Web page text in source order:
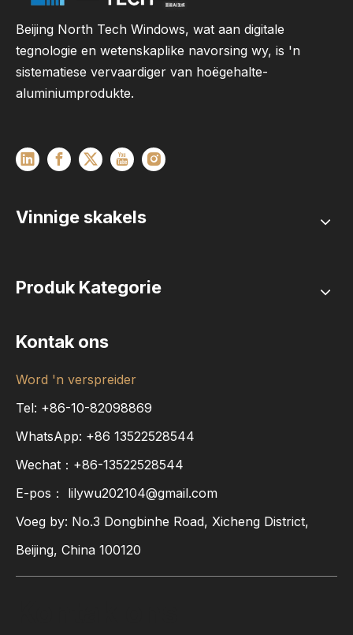
Beijing North Tech Windows, wat aan digitale
tegnologie en wetenskaplike navorsing wy, is 'n
sistematiese vervaardiger van hoëgehalte-
aluminiumprodukte.
Vinnige skakels
Produk Kategorie
Kontak ons
Word 'n verspreider
Tel: +86-10-82098869
WhatsApp: +86 13522528544
Wechat：+86-13522528544
E-pos： lilywu202104@gmail.com
Voeg by: No.3 Dongbinhe Road, Xicheng District,
Beijing, China 100120